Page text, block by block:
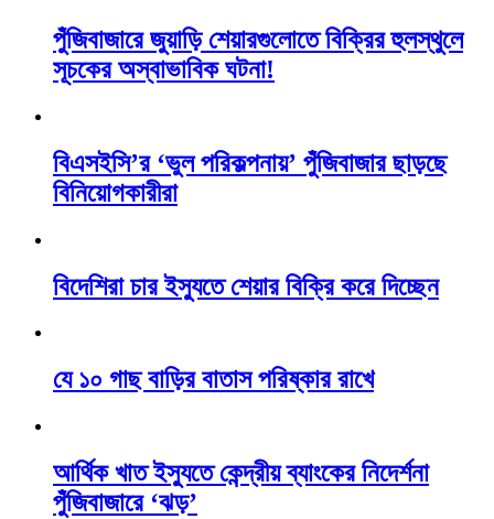
পুঁজিবাজারে জুয়াড়ি শেয়ারগুলোতে বিক্রির হুলস্থুলে
সূচকের অস্বাভাবিক ঘটনা!
বিএসইসি’র ‘ভুল পরিকল্পনায়’ পুঁজিবাজার ছাড়ছে
বিনিয়োগকারীরা
বিদেশিরা চার ইস্যুতে শেয়ার বিক্রি করে দিচ্ছেন
যে ১০ গাছ বাড়ির বাতাস পরিষ্কার রাখে
আর্থিক খাত ইস্যুতে কেন্দ্রীয় ব্যাংকের নিদের্শনা
পুঁজিবাজারে ‘ঝড়’